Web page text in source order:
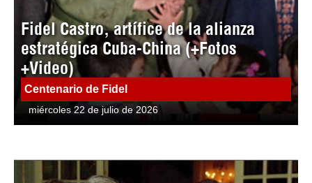
Fidel Castro, artífice de la alianza
estratégica Cuba-China (+Fotos
+Video)
Centenario de Fidel
miércoles 22 de julio de 2026